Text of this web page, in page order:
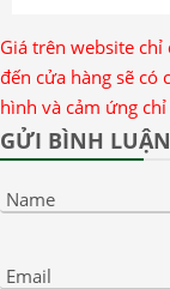
Giá trên website
đến cửa hàng sẽ có
hình và cảm ứng
GỬI BÌNH LUẬN
Name
Email